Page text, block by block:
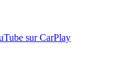
sur CarPlay